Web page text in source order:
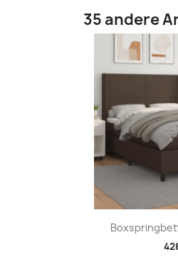
35 andere
